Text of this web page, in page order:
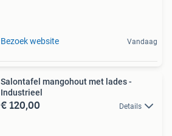
Bezoek website Vandaag
Salontafel mangohout met lades -
Industrieel
€ 120,00 Details